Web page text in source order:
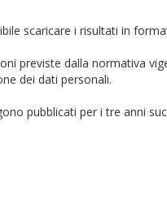
scaricare i risultati in
previste dalla normativa
dei dati personali.
pubblicati per i tre anni